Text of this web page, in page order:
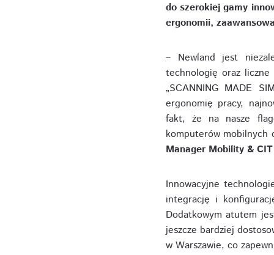
do szerokiej gamy
ergonomii,
– Newland jest
technologię oraz liczne
„SCANNING MADE
ergonomię pracy,
fakt, że na nasze
komputerów mobilnych
Manager Mobility &
Innowacyjne
integrację i
Dodatkowym atutem
jeszcze bardziej
w Warszawie, co